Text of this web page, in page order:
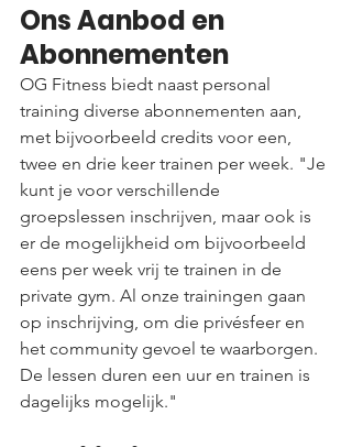
Ons Aanbod en
Abonnementen
OG Fitness biedt naast personal
training diverse abonnementen aan,
met bijvoorbeeld credits voor een,
twee en drie keer trainen per week. "Je
kunt je voor verschillende
groepslessen inschrijven, maar ook is
er de mogelijkheid om bijvoorbeeld
eens per week vrij te trainen in de
private gym. Al onze trainingen gaan
op inschrijving, om die privésfeer en
het community gevoel te waarborgen.
De lessen duren een uur en trainen is
dagelijks mogelijk."